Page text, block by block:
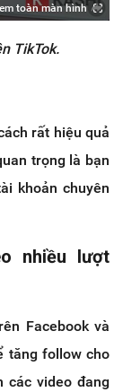
toàn màn hình
TikTok.
rất hiệu quả
trọng là bạn
khoản chuyên
nhiều lượt
Facebook và
tăng follow cho
các video đang